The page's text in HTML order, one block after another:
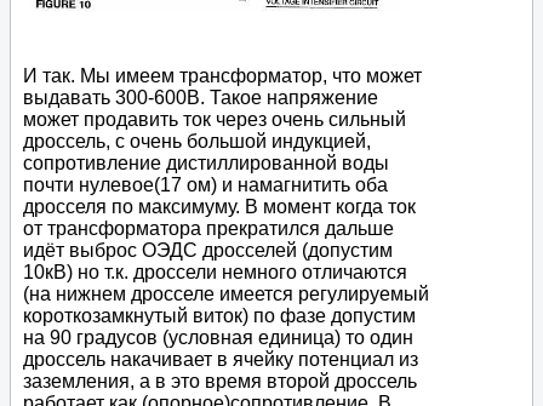
И так. Мы имеем трансформатор, что может
выдавать 300-600В. Такое напряжение
может продавить ток через очень сильный
дроссель, с очень большой индукцией,
сопротивление дистиллированной воды
почти нулевое(17 ом) и намагнитить оба
дросселя по максимуму. В момент когда ток
от трансформатора прекратился дальше
идёт выброс ОЭДС дросселей (допустим
10кВ) но т.к. дроссели немного отличаются
(на нижнем дросселе имеется регулируемый
короткозамкнутый виток) по фазе допустим
на 90 градусов (условная единица) то один
дроссель накачивает в ячейку потенциал из
заземления, а в это время второй дроссель